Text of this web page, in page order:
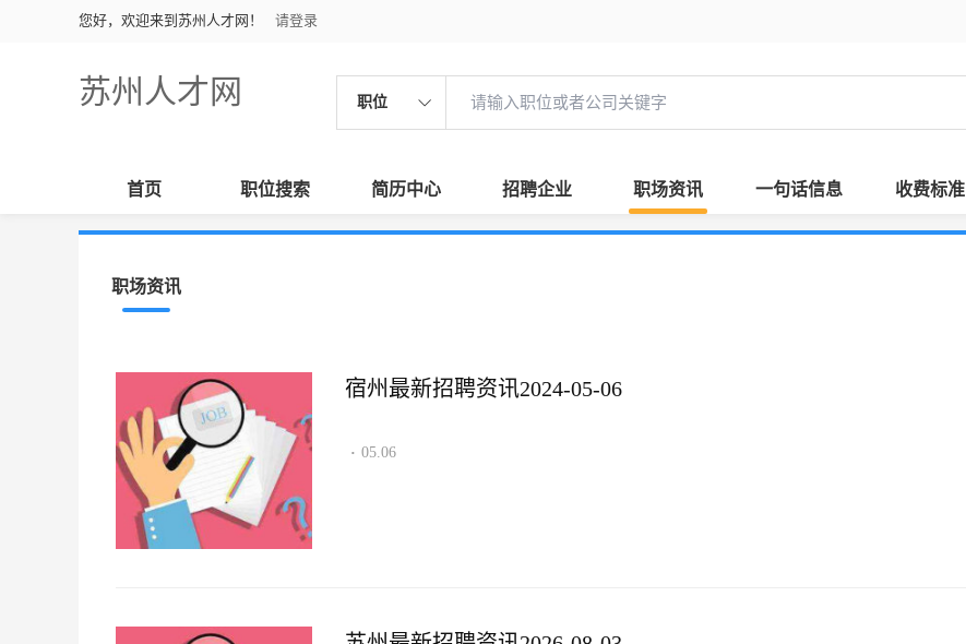
您好，欢迎来到苏州人才网！ 请登录
苏州人才网 职位
首页 职位搜索 简历中心 招聘企业 职场资讯 一句话信息 收费标准
职场资讯
宿州最新招聘资讯2024-05-06
· 05.06